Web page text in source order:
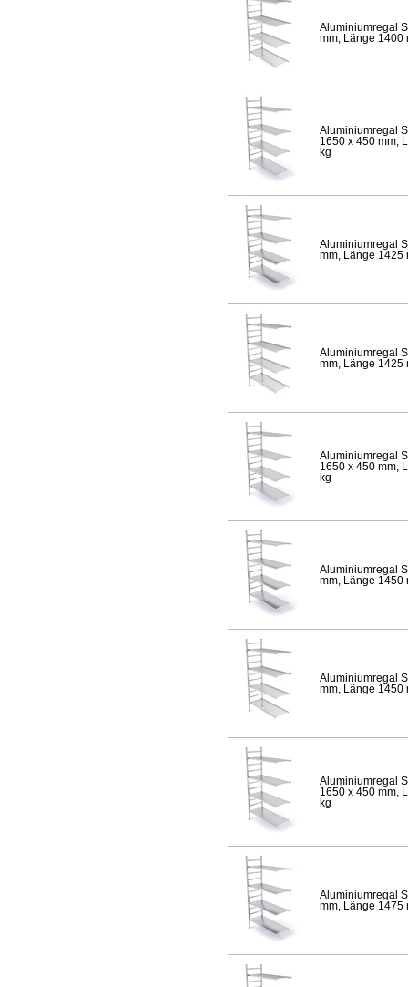
Aluminiumregal
mm, Länge 1400
Aluminiumregal
1650 x 450 mm,
kg
Aluminiumregal
mm, Länge 1425
Aluminiumregal
mm, Länge 1425
Aluminiumregal
1650 x 450 mm,
kg
Aluminiumregal
mm, Länge 1450
Aluminiumregal
mm, Länge 1450
Aluminiumregal
1650 x 450 mm,
kg
Aluminiumregal
mm, Länge 1475